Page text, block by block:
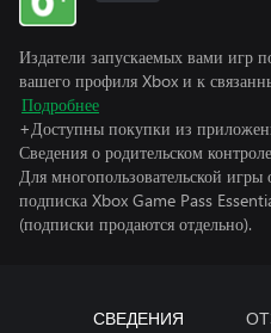
Издатели запускаемых вами игр
вашего профиля Xbox и к
Подробнее
+Доступны покупки из
Сведения о родительском
Для многопользовательской
подписка Xbox Game Pass
(подписки продаются отдельно).
СВЕДЕНИЯ